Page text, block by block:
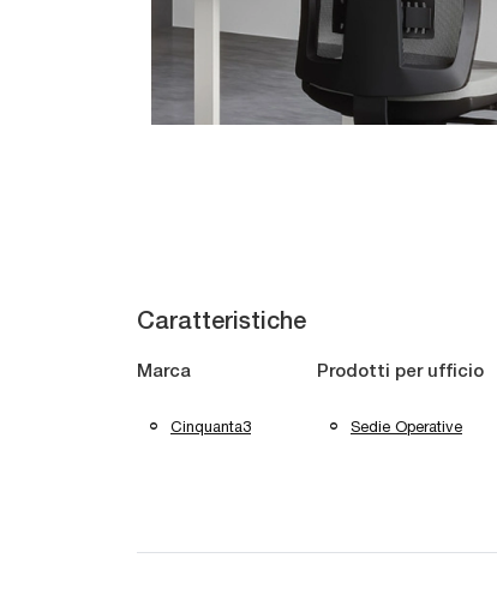
Caratteristiche
Marca
Cinquanta3
Prodotti per ufficio
Sedie Operative